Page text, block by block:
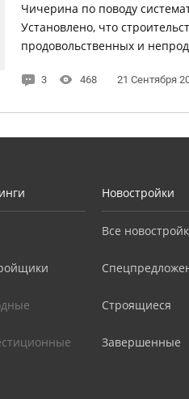
Чичерина по поводу
Установлено, что
продовольственных и
3 468 21 Сентября
Новостройки
Все
Строящиеся
Завершенные